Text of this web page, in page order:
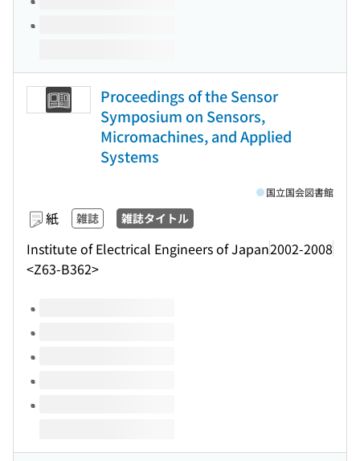
Proceedings of the Sensor
Symposium on Sensors,
Micromachines, and Applied
Systems
紙 雑誌 雑誌タイトル
Institute of Electrical Engineers of Japan2002-2008
<Z63-B362>
国立国会図書館
このタイトルの巻号